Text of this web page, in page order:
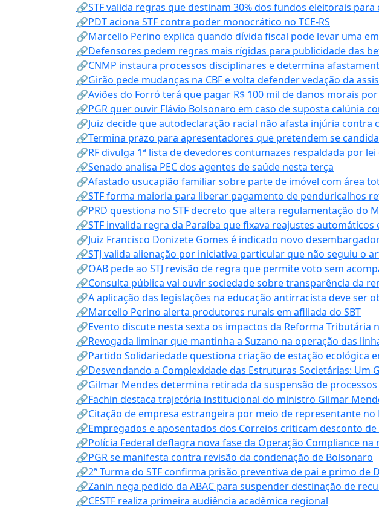
🔗STF valida regras que destinam 30% dos fundos eleitorais
🔗PDT aciona STF contra poder monocrático no TCE-RS
🔗Marcello Perino explica quando dívida fiscal pode levar uma
🔗Defensores pedem regras mais rígidas para publicidade das
🔗CNMP instaura processos disciplinares e determina
🔗Girão pede mudanças na CBF e volta defender vedação da
🔗Aviões do Forró terá que pagar R$ 100 mil de danos morais
🔗PGR quer ouvir Flávio Bolsonaro em caso de suposta calúnia
🔗Juiz decide que autodeclaração racial não afasta injúria contra
🔗Termina prazo para apresentadores que pretendem se
🔗RF divulga 1ª lista de devedores contumazes respaldada por
🔗Senado analisa PEC dos agentes de saúde nesta terça
🔗Afastado usucapião familiar sobre parte de imóvel com área
🔗STF forma maioria para liberar pagamento de penduricalhos
🔗PRD questiona no STF decreto que altera regulamentação do
🔗STF invalida regra da Paraíba que fixava reajustes
🔗Juiz Francisco Donizete Gomes é indicado novo
🔗STJ valida alienação por iniciativa particular que não seguiu o
🔗OAB pede ao STJ revisão de regra que permite voto sem
🔗Consulta pública vai ouvir sociedade sobre transparência da
🔗A aplicação das legislações na educação antirracista deve ser
🔗Marcello Perino alerta produtores rurais em afiliada do SBT
🔗Evento discute nesta sexta os impactos da Reforma Tributária
🔗Revogada liminar que mantinha a Suzano na operação das
🔗Partido Solidariedade questiona criação de estação ecológica
🔗Desvendando a Complexidade das Estruturas Societárias: Um
🔗Gilmar Mendes determina retirada da suspensão de
🔗Fachin destaca trajetória institucional do ministro Gilmar
🔗Citação de empresa estrangeira por meio de representante
🔗Empregados e aposentados dos Correios criticam desconto
🔗Polícia Federal deflagra nova fase da Operação Compliance na
🔗PGR se manifesta contra revisão da condenação de Bolsonaro
🔗2ª Turma do STF confirma prisão preventiva de pai e primo de
🔗Zanin nega pedido da ABAC para suspender destinação de
🔗CESTF realiza primeira audiência acadêmica regional